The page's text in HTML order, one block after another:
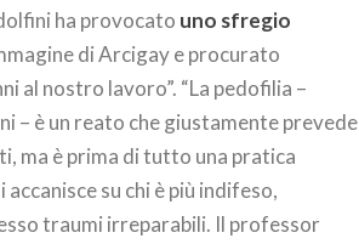
ha provocato uno sfregio
di Arcigay e procurato
al nostro lavoro”. “La pedofilia –
– è un reato che giustamente prevede
ma è prima di tutto una pratica
accanisce su chi è più indifeso,
traumi irreparabili. Il professor